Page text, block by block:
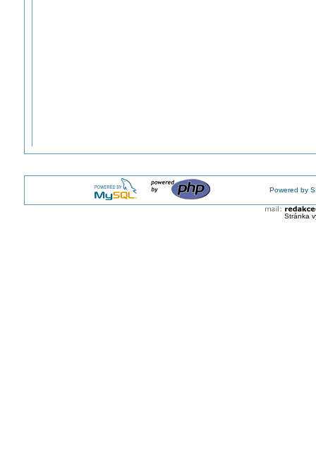
Powered by
Stránka